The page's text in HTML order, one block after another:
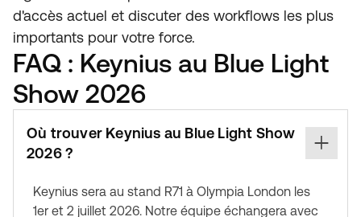
d'accès actuel et discuter des workflows les plus
importants pour votre force.
FAQ : Keynius au Blue Light
Show 2026
Où trouver Keynius au Blue Light Show
2026 ?
Keynius sera au stand R71 à Olympia London les
1er et 2 juillet 2026. Notre équipe échangera avec